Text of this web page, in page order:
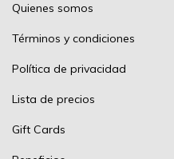
Quienes somos
Términos y condiciones
Política de privacidad
Lista de precios
Gift Cards